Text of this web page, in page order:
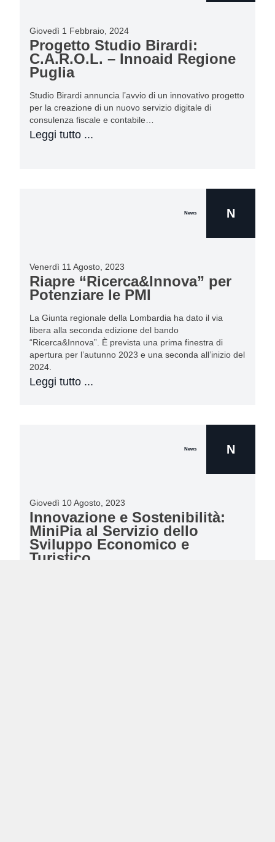
Giovedì 1 Febbraio, 2024
Progetto Studio Birardi:
C.A.R.O.L. – Innoaid Regione
Puglia
Studio Birardi annuncia l’avvio di un innovativo progetto
per la creazione di un nuovo servizio digitale di
consulenza fiscale e contabile…
Leggi tutto ...
News N
Venerdì 11 Agosto, 2023
Riapre “Ricerca&Innova” per
Potenziare le PMI
La Giunta regionale della Lombardia ha dato il via
libera alla seconda edizione del bando
“Ricerca&Innova”. È prevista una prima finestra di
apertura per l’autunno 2023 e una seconda all’inizio del
2024.
Leggi tutto ...
News N
Giovedì 10 Agosto, 2023
Innovazione e Sostenibilità:
MiniPia al Servizio dello
Sviluppo Economico e
Turistico